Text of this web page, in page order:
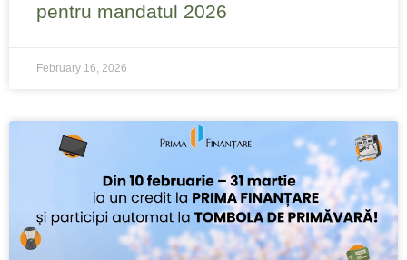
pentru mandatul 2026
February 16, 2026